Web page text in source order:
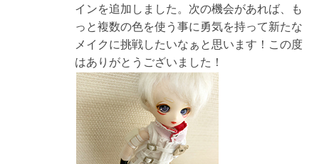
インを追加しました。次の機会があれば、も
っと複数の色を使う事に勇気を持って新たな
メイクに挑戦したいなぁと思います！この度
はありがとうございました！